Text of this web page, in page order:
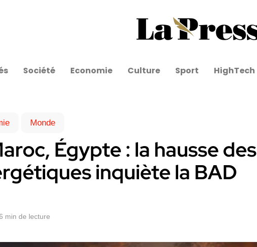
Société Economie Culture Sport HighTech
Monde
Égypte : la hausse des
inquiète la BAD
min de lecture